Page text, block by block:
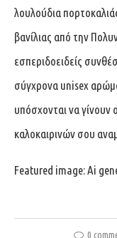
λουλούδια
βανίλιας από την
εσπεριδοειδείς
σύγχρονα unisex
υπόσχονται να
καλοκαιρινών σου
Featured image: Ai
0